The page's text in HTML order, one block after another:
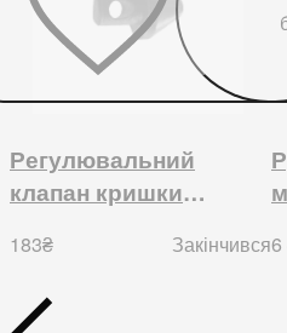
Регулювальний
клапан кришки
183₴ Закінчився6